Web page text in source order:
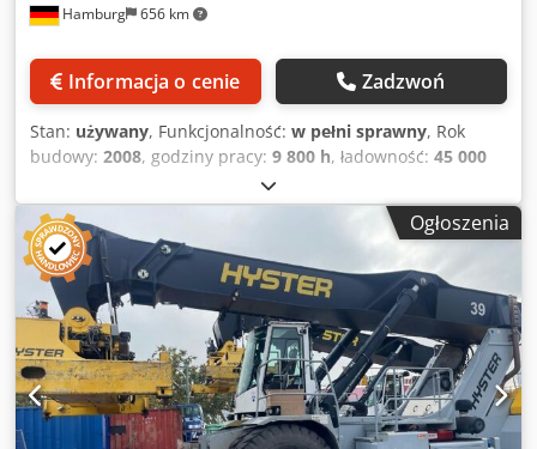
Hamburg 656 km
Informacja o cenie Zadzwoń
Stan: używany, Funkcjonalność: w pełni sprawny, Rok
budowy: 2008, godziny pracy: 9 800 h, ładowność: 45 000
15 100 mm
diesel, moc:257 kW (349,42 KM), masa własna:70 000 kg,
typ napędu:
, Widłowy wózek przeładunkowy do
kontenerów Środek ciężkości ładunku: 1780 Skrzynia
biegów: Dana TE32418 Stan: Gotowy do pracy i w pełni
sprawny Stan techniczny: dobry Crsdpszr Sp Ssfx Akcef
Opony przednie, rozmiar: 18.00-25 Opony przednie, stan:
60–80% Opony tylne, rozmiar: 18.00-25 Opony tylne, stan:
40–60% EN: centralny system smarowania, klimatyzacja
(automatyczna kontrola klimatu) DE: centralne
smarowanie, elektroniczna klimatyzacja
Ogłoszenia